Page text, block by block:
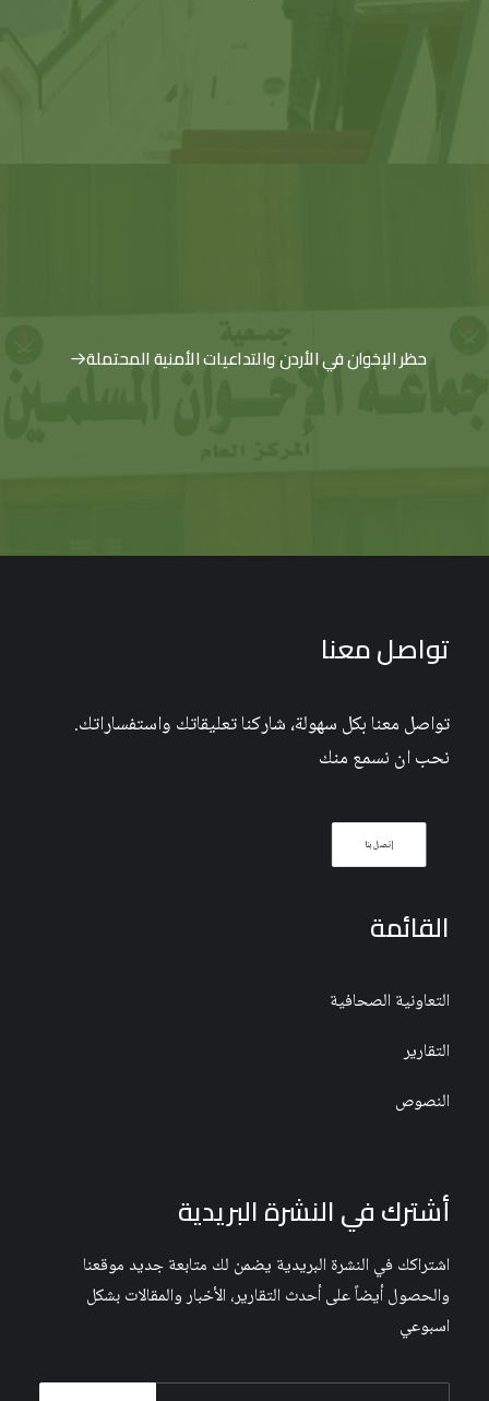
حظر الإخوان في الأردن والتداعيات الأمنية المحتملة
تواصل معنا
تواصل معنا بكل سهولة، شاركنا تعليقاتك واستفساراتك.
نحب ان نسمع منك
إتصل بنا
القائمة
التعاونية الصحافية
التقارير
النصوص
أشترك في النشرة البريدية
اشتراكك في النشرة البريدية يضمن لك متابعة جديد موقعنا
والحصول أيضاً على أحدث التقارير، الأخبار والمقالات بشكل
اسبوعي